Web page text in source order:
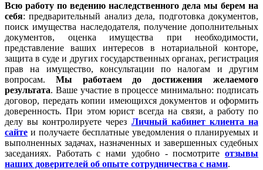
Всю работу по ведению наследственного дела мы берем на
себя: предварительный анализ дела, подготовка документов,
поиск имущества наследодателя, получение дополнительных
документов, оценка имущества при необходимости,
представление ваших интересов в нотариальной конторе,
защита в суде и других государственных органах, регистрация
прав на имущество, консультации по налогам и другим
вопросам. Мы работаем
до достижения желаемого
результата. Ваше участие в процессе минимально: подписать
договор, передать копии имеющихся документов и оформить
доверенность. При этом юрист всегда на связи, а работу по
делу вы контролируете через Личный кабинет клиента на
сайте и получаете бесплатные уведомления о планируемых и
выполненных задачах, назначенных и завершенных судебных
заседаниях. Работать с нами удобно - посмотрите отзывы
наших доверителей об опыте сотрудничества с нами.